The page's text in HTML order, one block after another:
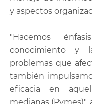
y aspectos
"Hacemos
conocimiento y
problemas que
también
eficacia en
medianas (Pymes)",